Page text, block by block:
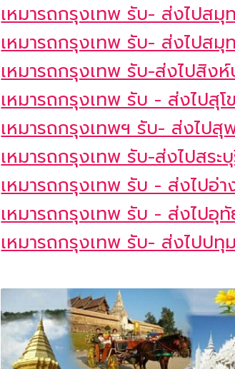
เหมารถกรุงเทพ รับ- ส่งไปสมุ
เหมารถกรุงเทพ รับ- ส่งไปสมุ
เหมารถกรุงเทพ รับ-ส่งไปสิง
เหมารถกรุงเทพ รับ - ส่งไปสุโ
เหมารถกรุงเทพฯ รับ- ส่งไป
เหมารถกรุงเทพ รับ-ส่งไปสระ
เหมารถกรุงเทพ รับ - ส่งไปอ่
เหมารถกรุงเทพ รับ - ส่งไปอุ
เหมารถกรุงเทพ รับ- ส่งไปปทุ